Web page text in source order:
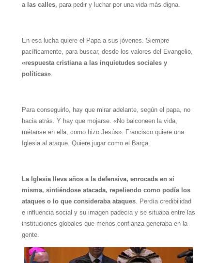
a las calles, para pedir y luchar por una vida más digna.
En esa lucha quiere el Papa a sus jóvenes. Siempre
pacíficamente, para buscar, desde los valores del Evangelio,
«respuesta cristiana a las inquietudes sociales y
políticas».
Para conseguirlo, hay que mirar adelante, según el papa, no
hacia atrás. Y hay que mojarse. «No balconeen la vida,
métanse en ella, como hizo Jesús». Francisco quiere una
Iglesia al ataque. Quiere jugar como el Barça.
La Iglesia lleva años a la defensiva, enrocada en sí
misma, sintiéndose atacada, repeliendo como podía los
ataques o lo que consideraba ataques. Perdía credibilidad
e influencia social y su imagen padecía y se situaba entre las
instituciones globales que menos confianza generaba en la
gente.